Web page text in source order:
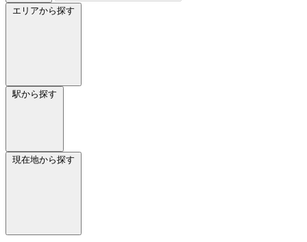
エリアから探す
駅から探す
現在地から探す